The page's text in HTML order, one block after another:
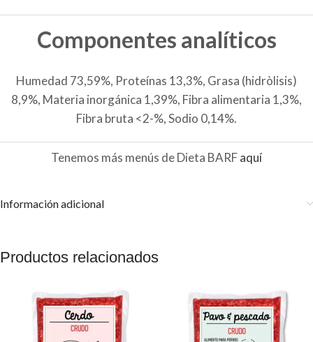
Componentes analíticos
Humedad 73,59%, Proteínas 13,3%, Grasa (hidròlisis)
8,9%, Materia inorgánica 1,39%, Fibra alimentaria 1,3%,
Fibra bruta <2-%, Sodio 0,14%.
Tenemos más menús de Dieta BARFaquí
Información adicional
Productos relacionados